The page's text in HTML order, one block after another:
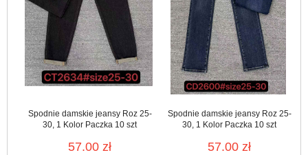
Spodnie damskie jeansy Roz 25-
30, 1 Kolor Paczka 10 szt
57.00 zł
Spodnie damskie jeansy Roz 25-
30, 1 Kolor Paczka 10 szt
57.00 zł